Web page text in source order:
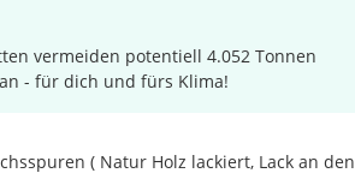
vermeiden potentiell 4.052 Tonnen
- für dich und fürs Klima!
( Natur Holz lackiert, Lack an den